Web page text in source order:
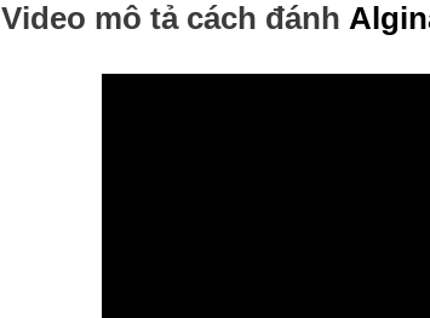
Video mô tả cách đánh